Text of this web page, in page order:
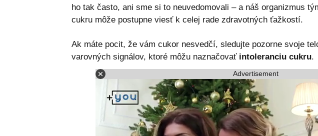
ho tak často, ani sme si to neuvedomovali – a náš organizmus
cukru môže postupne viesť k celej rade zdravotných ťažkostí.
Ak máte pocit, že vám cukor nesvedčí, sledujte pozorne svoje
varovných signálov, ktoré môžu naznačovať intoleranciu cukru.
Advertisement